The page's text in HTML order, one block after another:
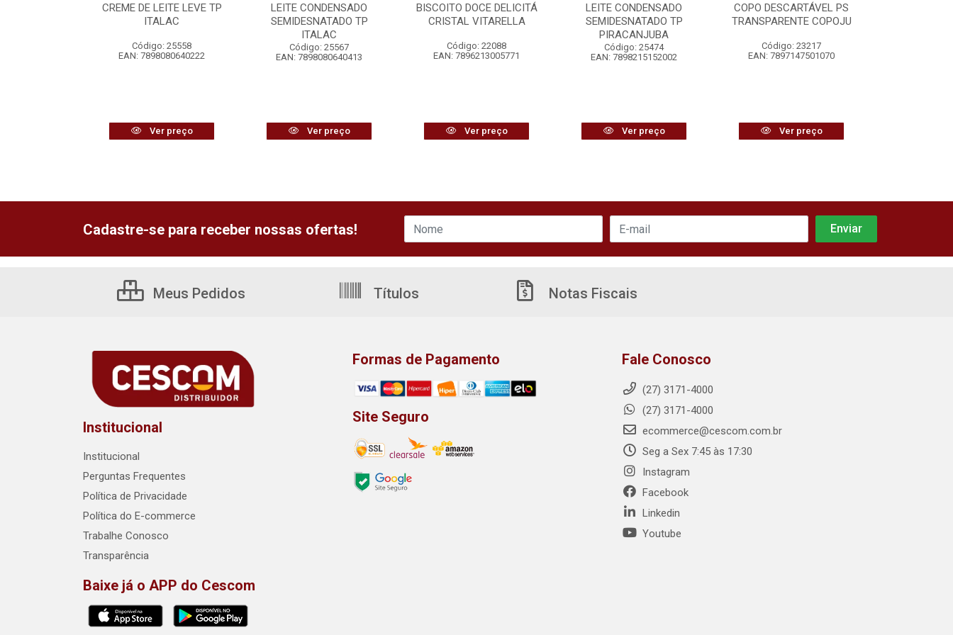
CREME DE LEITE LEVE TP
ITALAC
Código: 25558
EAN: 7898080640222
Ver preço
LEITE CONDENSADO
SEMIDESNATADO TP
ITALAC
Código: 25567
EAN: 7898080640413
Ver preço
BISCOITO DOCE DELICITÁ
CRISTAL VITARELLA
Código: 22088
EAN: 7896213005771
Ver preço
LEITE CONDENSADO
SEMIDESNATADO TP
PIRACANJUBA
Código: 25474
EAN: 7898215152002
Ver preço
COPO DESCARTÁVEL PS
TRANSPARENTE COPOJU
Código: 23217
EAN: 7897147501070
Ver preço
Cadastre-se para receber nossas ofertas!
Meus Pedidos Títulos Notas Fiscais
Institucional
Institucional
Perguntas Frequentes
Política de Privacidade
Política do E-commerce
Trabalhe Conosco
Transparência
Baixe já o APP do Cescom
Formas de Pagamento
Site Seguro
Fale Conosco
(27) 3171-4000
(27) 3171-4000
ecommerce@cescom.com.br
Seg a Sex 7:45 às 17:30
Instagram
Facebook
Linkedin
Youtube